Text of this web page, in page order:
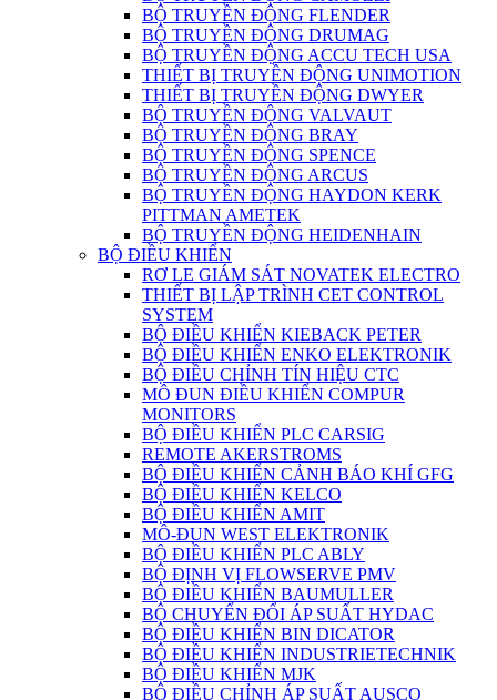
BỘ TRUYỀN ĐỘNG FLENDER
BỘ TRUYỀN ĐỘNG DRUMAG
BỘ TRUYỀN ĐỘNG ACCU TECH USA
THIẾT BỊ TRUYỀN ĐỘNG UNIMOTION
THIẾT BỊ TRUYỀN ĐỘNG DWYER
BỘ TRUYỀN ĐỘNG VALVAUT
BỘ TRUYỀN ĐỘNG BRAY
BỘ TRUYỀN ĐỘNG SPENCE
BỘ TRUYỀN ĐỘNG ARCUS
BỘ TRUYỀN ĐỘNG HAYDON KERK
PITTMAN AMETEK
BỘ TRUYỀN ĐỘNG HEIDENHAIN
BỘ ĐIỀU KHIỂN
RƠ LE GIÁM SÁT NOVATEK ELECTRO
THIẾT BỊ LẬP TRÌNH CET CONTROL
SYSTEM
BỘ ĐIỀU KHIỂN KIEBACK PETER
BỘ ĐIỀU KHIỂN ENKO ELEKTRONIK
BỘ ĐIỀU CHỈNH TÍN HIỆU CTC
MÔ ĐUN ĐIỀU KHIỂN COMPUR
MONITORS
BỘ ĐIỀU KHIỂN PLC CARSIG
REMOTE AKERSTROMS
BỘ ĐIỀU KHIỂN CẢNH BÁO KHÍ GFG
BỘ ĐIỀU KHIỂN KELCO
BỘ ĐIỀU KHIỂN AMIT
MÔ-ĐUN WEST ELEKTRONIK
BỘ ĐIỀU KHIỂN PLC ABLY
BỘ ĐỊNH VỊ FLOWSERVE PMV
BỘ ĐIỀU KHIỂN BAUMULLER
BỘ CHUYỂN ĐỔI ÁP SUẤT HYDAC
BỘ ĐIỀU KHIỂN BIN DICATOR
BỘ ĐIỀU KHIỂN INDUSTRIETECHNIK
BỘ ĐIỀU KHIỂN MJK
BỘ ĐIỀU CHỈNH ÁP SUẤT AUSCO